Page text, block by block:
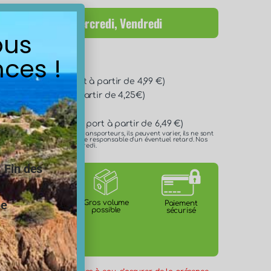
: Lundi, Mercredi, Vendredi
disponibles :
72h* (Frais de port à partir de 4,99 €)
(Frais de port à partir de 4,25€)
24h/48h* (Frais de port à partir de 6,49 €)
délais annoncés par les transporteurs, ils peuvent varier, ils ne sont
pouvons en aucun cas être responsable d'un éventuel retard. Nos
lundi, mercredi et le vendredi.
Certification
ACS
Gros volume
possible
Paiement
sécurisé
!
Fin des